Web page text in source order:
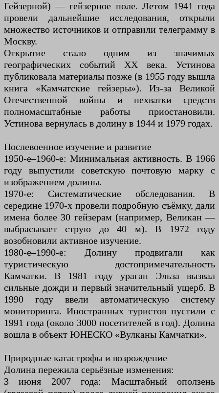
Гейзерной) — гейзерное поле. Летом 1941 года
провели дальнейшие исследования, открыли
множество источников и отправили телеграмму в
Москву.
Открытие стало одним из значимых
географических событий XX века. Устинова
публиковала материалы позже (в 1955 году вышла
книга «Камчатские гейзеры»). Из-за Великой
Отечественной войны и нехватки средств
полномасштабные работы приостановили.
Устинова вернулась в долину в 1944 и 1979 годах.
Послевоенное изучение и развитие
1950-е–1960-е: Минимальная активность. В 1966
году выпустили советскую почтовую марку с
изображением долины.
1970-е: Систематические обследования. В
середине 1970-х провели подробную съёмку, дали
имена более 30 гейзерам (например, Великан —
выбрасывает струю до 40 м). В 1972 году
возобновили активное изучение.
1980-е–1990-е: Долину продвигали как
туристическую достопримечательность
Камчатки. В 1981 году ураган Эльза вызвал
сильные дожди и первый значительный ущерб. В
1990 году ввели автоматическую систему
мониторинга. Иностранных туристов пустили с
1991 года (около 3000 посетителей в год). Долина
вошла в объект ЮНЕСКО «Вулканы Камчатки».
Природные катастрофы и возрождение
Долина пережила серьёзные изменения:
3 июня 2007 года: Масштабный оползень